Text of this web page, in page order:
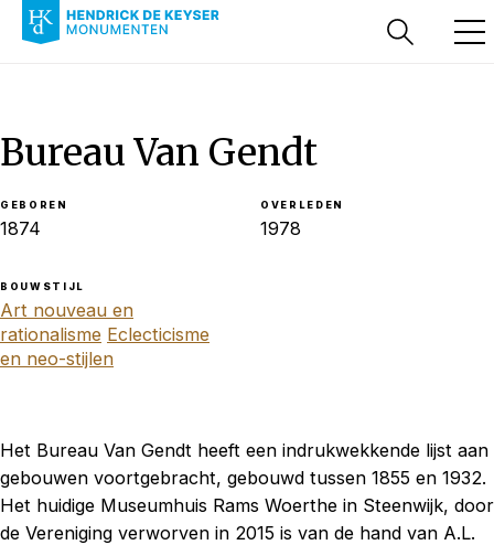
Bureau Van Gendt
GEBOREN
1874
OVERLEDEN
1978
BOUWSTIJL
Art nouveau en
rationalisme Eclecticisme
en neo-stijlen
Het Bureau Van Gendt heeft een indrukwekkende lijst aan
gebouwen voortgebracht, gebouwd tussen 1855 en 1932.
Het huidige Museumhuis Rams Woerthe in Steenwijk, door
de Vereniging verworven in 2015 is van de hand van A.L.